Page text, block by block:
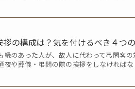
拶の構成は？気を付けるべき４つ
縁のあった人が、故人に代わって弔問客の
夜や葬儀・弔問の際の挨拶をしなければ